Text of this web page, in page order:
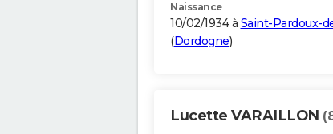
Naissance
10/02/1934 à Saint-Pardoux-
(Dordogne)
Lucette VARAILLON